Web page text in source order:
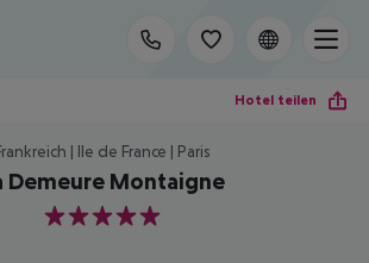
Hotel teilen
| Ile de France | Paris
Demeure Montaigne
5